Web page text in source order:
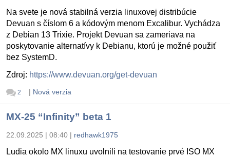
Na svete je nová stabilná verzia linuxovej distribúcie
Devuan s číslom 6 a kódovým menom Excalibur. Vychádza
z Debian 13 Trixie. Projekt Devuan sa zameriava na
poskytovanie alternatívy k Debianu, ktorú je možné použiť
bez SystemD.
Zdroj: https://www.devuan.org/get-devuan
2 | Nová verzia
MX-25 “Infinity” beta 1
22.09.2025 | 08:40 | redhawk1975
Ludia okolo MX linuxu uvolnili na testovanie prvé ISO MX